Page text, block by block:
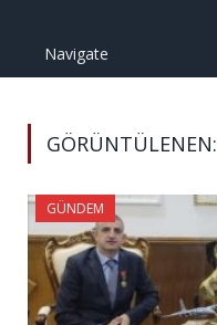
Navigate
GÖRÜNTÜLENEN:
GÜNDEM